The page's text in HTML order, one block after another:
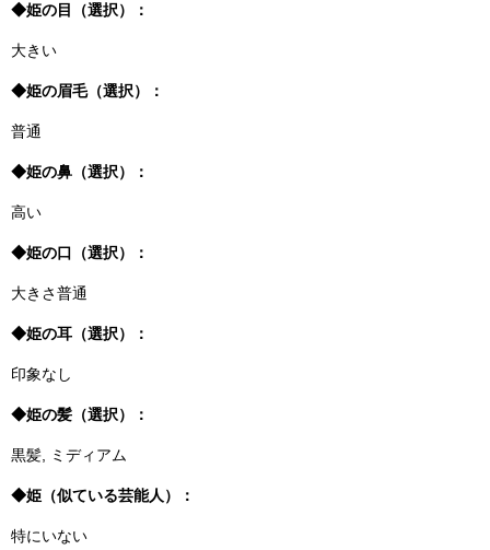
◆姫の目（選択）：
大きい
◆姫の眉毛（選択）：
普通
◆姫の鼻（選択）：
高い
◆姫の口（選択）：
大きさ普通
◆姫の耳（選択）：
印象なし
◆姫の髪（選択）：
黒髪, ミディアム
◆姫（似ている芸能人）：
特にいない